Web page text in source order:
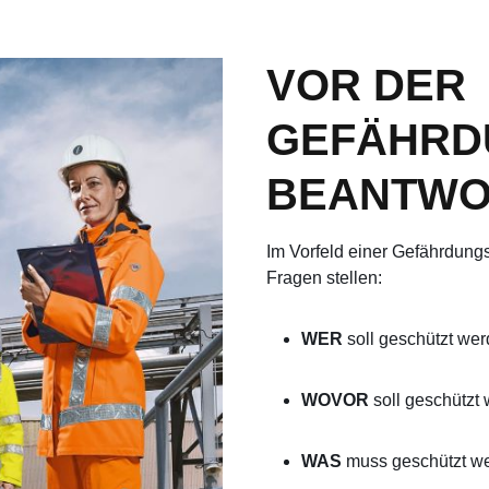
VOR DER
Im Vorfeld einer
Fragen stellen:
WER soll geschützt
WOVOR soll geschützt
WAS muss geschützt